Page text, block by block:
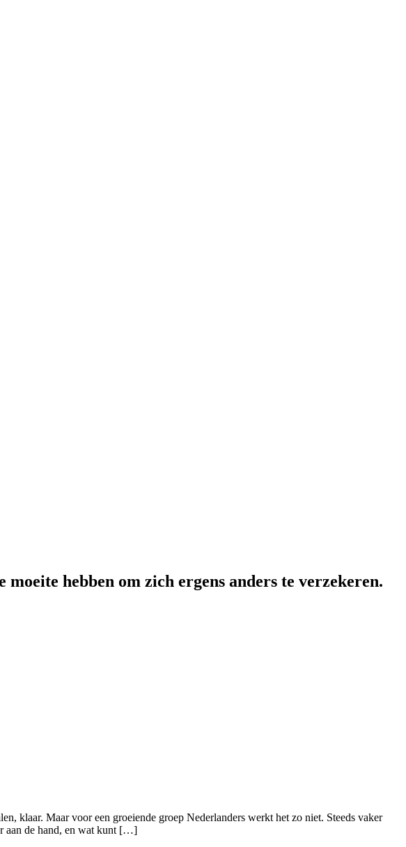
hebben om zich ergens anders te verzekeren.
klaar. Maar voor een groeiende groep Nederlanders werkt het zo niet. Steeds vaker
aan de hand, en wat kunt […]